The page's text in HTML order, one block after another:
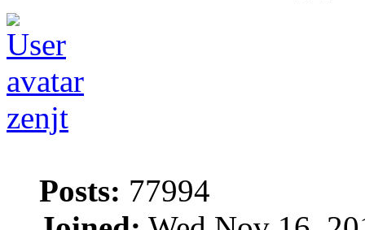
zenjt
Posts: 77994